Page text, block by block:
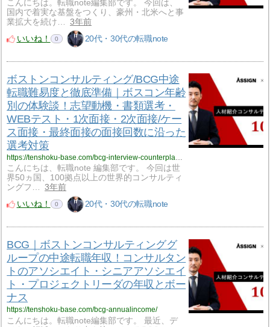
こんにちは。転職note編集部です。 今回は、
国内で着実な基盤をつくり、豪州・北米へと事
業拡大を続け…
3年前
いいね！
0 20代・30代の転職note
ボストンコンサルティング/BCG中途
転職難易度と徹底準備｜ボスコン年齢
別の体験談！志望動機・書類選考・
WEBテスト・1次面接・2次面接/ケー
ス面接・最終面接の面接回数に沿った
選考対策
https://tenshoku-base.com/bcg-interview-counterplans-experiences/
こんにちは、転職note 編集部です。 今回は世
界50ヵ国、100拠点以上の世界的コンサルティ
ングフ…
3年前
いいね！
0 20代・30代の転職note
BCG｜ボストンコンサルティンググ
ループの中途転職年収！コンサルタン
トのアソシエイト・シニアアソシエイ
ト・プロジェクトリーダの年収とボー
ナス
https://tenshoku-base.com/bcg-annualincome/
こんにちは。転職note編集部です。 最近、デ